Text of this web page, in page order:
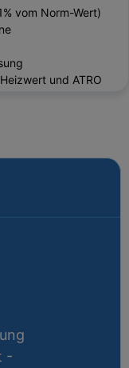
vom Norm-Wert)
und ATRO
-